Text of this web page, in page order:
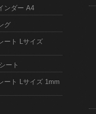
ンダー A4
グ
ート Lサイズ
ート
ート Lサイズ 1mm